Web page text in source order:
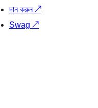
দান করুন↗
Swag ↗